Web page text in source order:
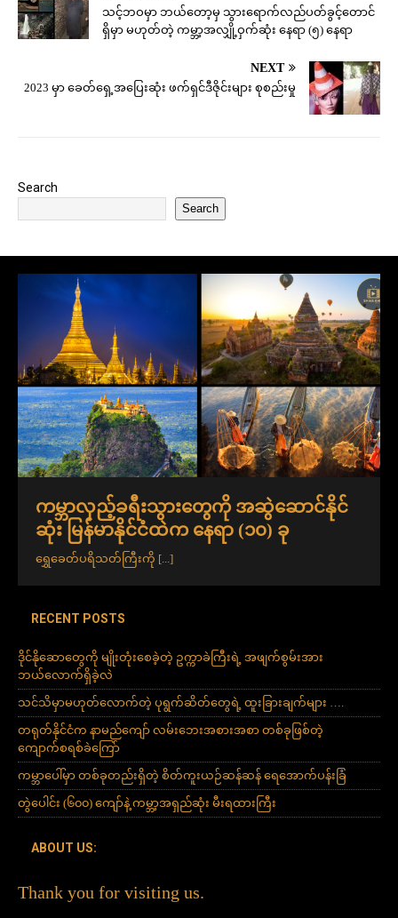
သင့်ဘဝမှာ ဘယ်တော့မှ သွားရောက်လည်ပတ်ခွင့်တောင်
ရှိမှာ မဟုတ်တဲ့ ကမ္ဘာ့အလျှို့ဝှက်ဆုံး နေရာ (၅) နေရာ
NEXT
2023 မှာ ခေတ်ရှေ့အပြေးဆုံး ဖက်ရှင်ဒီဇိုင်းများ စုစည်းမှု
Search
Search
ကမ္ဘာလှည့်ခရီးသွားတွေကို အဆွဲဆောင်နိုင်
ဆုံး မြန်မာနိုင်ငံထဲက နေရာ (၁၀) ခု
ရွှေခေတ်ပရိသတ်ကြီးကို [...]
RECENT POSTS
ဒိုင်နိုဆောတွေကို မျိုးတုံးစေခဲ့တဲ့ ဥက္ကာခဲကြီးရဲ့ အဖျက်စွမ်းအား
ဘယ်လောက်ရှိခဲ့လဲ
သင်သိမှာမဟုတ်လောက်တဲ့ ပုရွက်ဆိတ်တွေရဲ့ ထူးခြားချက်များ ….
တရုတ်နိုင်ငံက နာမည်ကျော် လမ်းဘေးအစားအစာ တစ်ခုဖြစ်တဲ့
ကျောက်စရစ်ခဲကြော်
ကမ္ဘာပေါ်မှာ တစ်ခုတည်းရှိတဲ့ စိတ်ကူးယဉ်ဆန်ဆန် ရေအောက်ပန်းခြံ
တွဲပေါင်း (၆၀၀) ကျော်နဲ့ ကမ္ဘာ့အရှည်ဆုံး မီးရထားကြီး
ABOUT US:
Thank you for visiting us.